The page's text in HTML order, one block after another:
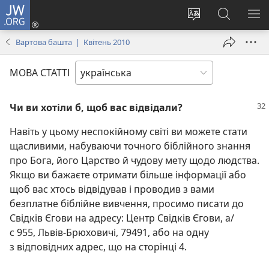
JW.ORG
Змінити
Увійти
(відкривається
вікні)
Пошук
на
сайті
Вартова башта | Квітень 2010
МОВА СТАТТІ
Чи ви хотіли б, щоб вас відвідали?
Навіть у цьому неспокійному світі ви можете стати
щасливими, набуваючи точного біблійного знання
про Бога, його Царство й чудову мету щодо людства.
Якщо ви бажаєте отримати більше інформації або
щоб вас хтось відвідував і проводив з вами
безплатне біблійне вивчення, просимо писати до
Свідків Єгови на адресу: Центр Свідків Єгови, а/
с 955, Львів-Брюховичі, 79491, або на одну
з відповідних адрес, що на сторінці 4.